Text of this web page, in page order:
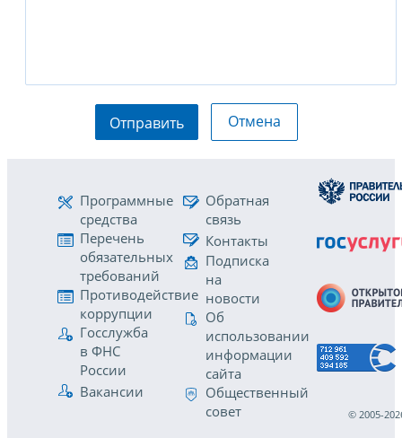
Отправить Отмена
Программные
средства
Перечень
обязательных
требований
Противодействие
коррупции
Госслужба
в ФНС
России
Вакансии
Обратная
связь
Контакты
Подписка
на
новости
Об
использовании
информации
сайта
Общественный
совет
© 2005-